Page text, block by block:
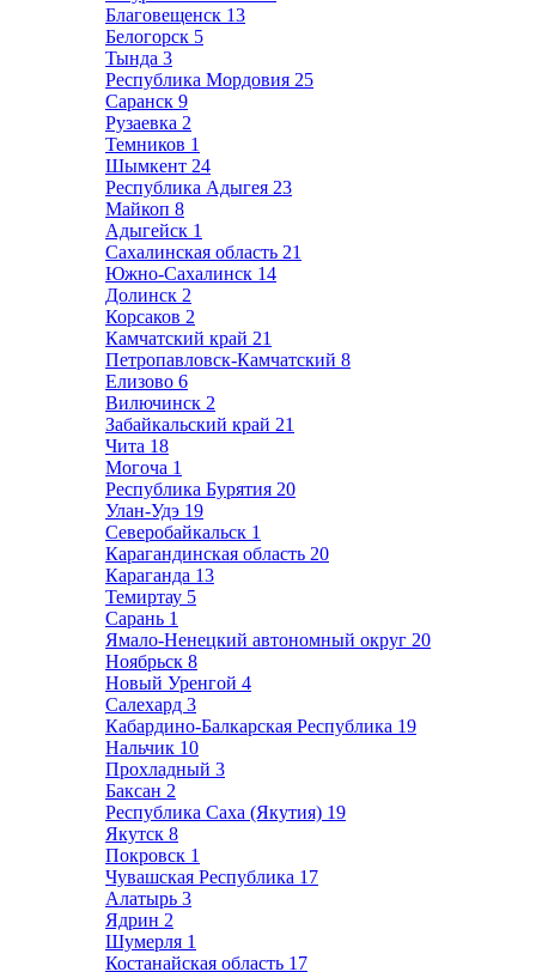
Благовещенск 13
Белогорск 5
Тында 3
Республика Мордовия 25
Саранск 9
Рузаевка 2
Темников 1
Шымкент 24
Республика Адыгея 23
Майкоп 8
Адыгейск 1
Сахалинская область 21
Южно-Сахалинск 14
Долинск 2
Корсаков 2
Камчатский край 21
Петропавловск-Камчатский 8
Елизово 6
Вилючинск 2
Забайкальский край 21
Чита 18
Могоча 1
Республика Бурятия 20
Улан-Удэ 19
Северобайкальск 1
Карагандинская область 20
Караганда 13
Темиртау 5
Сарань 1
Ямало-Ненецкий автономный округ 20
Ноябрьск 8
Новый Уренгой 4
Салехард 3
Кабардино-Балкарская Республика 19
Нальчик 10
Прохладный 3
Баксан 2
Республика Саха (Якутия) 19
Якутск 8
Покровск 1
Чувашская Республика 17
Алатырь 3
Ядрин 2
Шумерля 1
Костанайская область 17